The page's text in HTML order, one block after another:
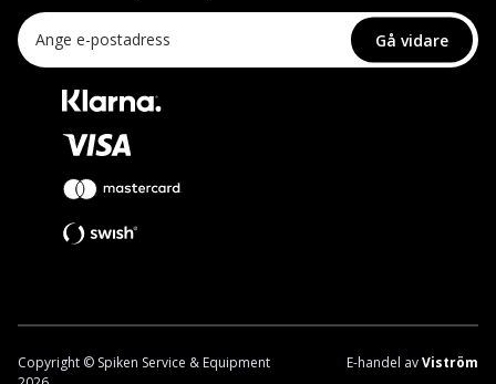
Gå vidare
Copyright © Spiken Service & Equipment
E-handel avViström